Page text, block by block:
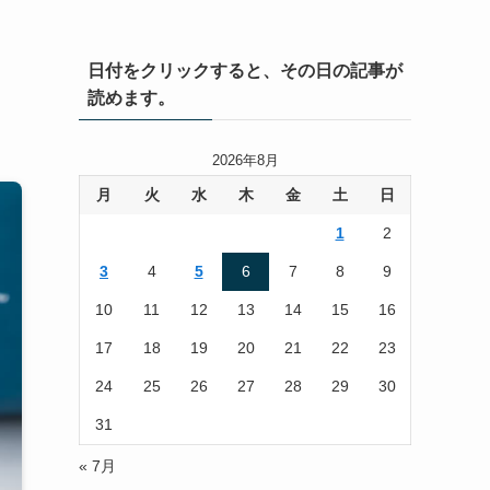
日付をクリックすると、その日の記事が
読めます。
2026年8月
月 火 水 木 金 土 日
1 2
3 4 5 6 7 8 9
10 11 12 13 14 15 16
17 18 19 20 21 22 23
24 25 26 27 28 29 30
31
« 7月